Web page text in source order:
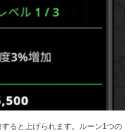
ると上げられます。ルーン1つの